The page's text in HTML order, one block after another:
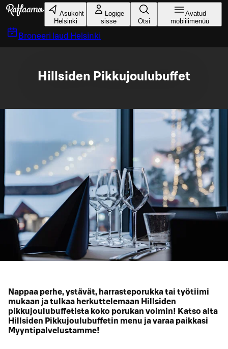
Liigu peamise sisu juurde
Asukoht
Helsinki
Logige
sisse
Otsi
Avatud
mobiilimenüü
Broneeri laud Helsinki
Hillsiden Pikkujoulubuffet
Nappaa perhe, ystävät, harrasteporukka tai työtiimi
mukaan ja tulkaa herkuttelemaan Hillsiden
pikkujoulubuffetista koko porukan voimin! Katso alta
Hillsiden Pikkujoulubuffetin menu ja varaa paikkasi
Myyntipalvelustamme!